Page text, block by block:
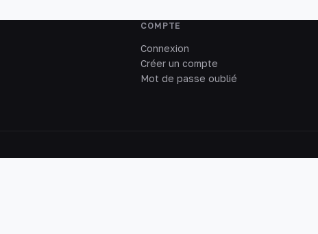
COMPTE
Connexion
Créer un compte
Mot de passe oublié